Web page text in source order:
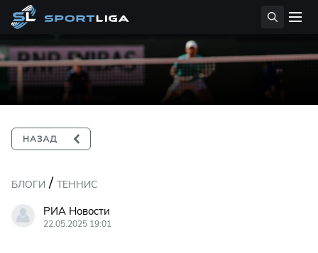
БЛОГИ / ТЕННИС
РИА Новости
22.05.2025 19:01